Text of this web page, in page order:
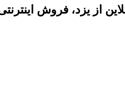
از یزد، فروش